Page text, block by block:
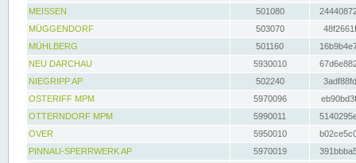
MEISSEN
501080
MÜGGENDORF
503070
MÜHLBERG
501160
NEU DARCHAU
5930010
NIEGRIPP AP
502240
OSTERIFF MPM
5970096
OTTERNDORF MPM
5990011
OVER
5950010
PINNAU-SPERRWERK AP
5970019